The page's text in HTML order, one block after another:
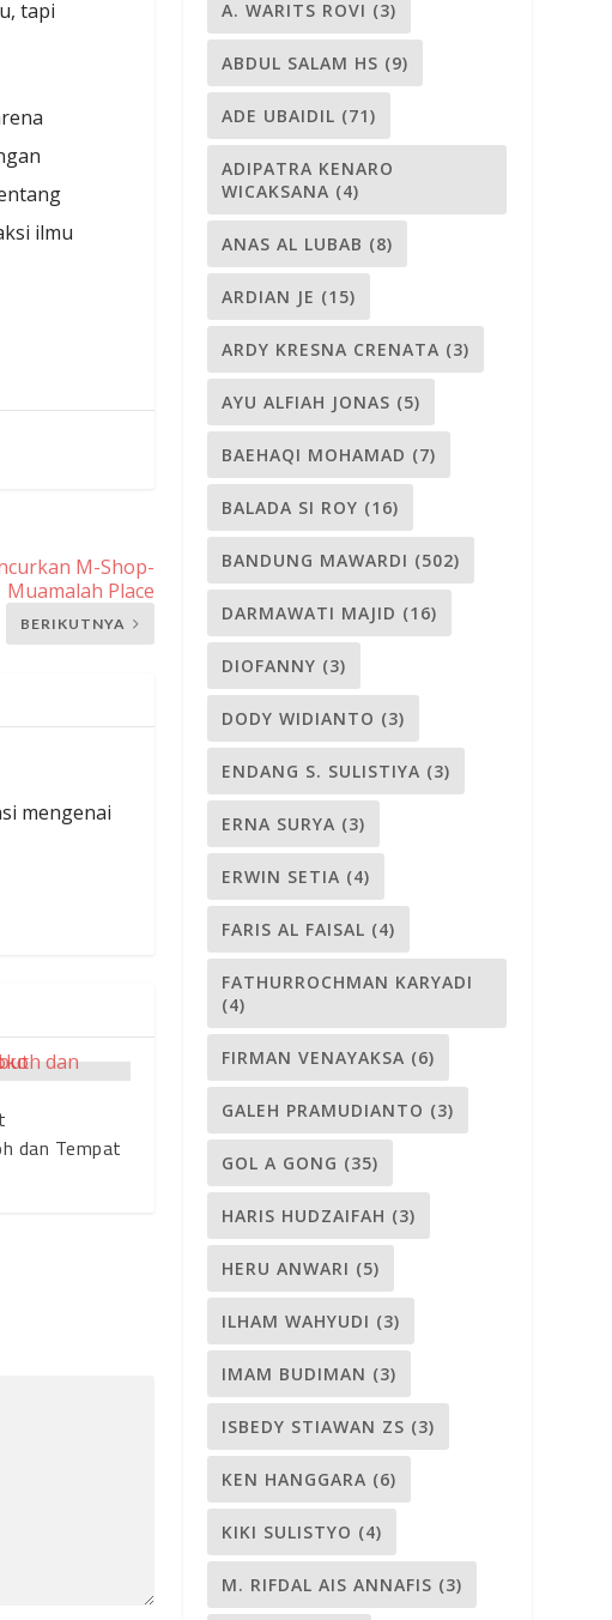
tapi
ilmu
M-Shop-
Muamalah Place
BERIKUTNYA
mengenai
dan Tempat
A. WARITS ROVI (3)
ABDUL SALAM HS (9)
ADE UBAIDIL (71)
ADIPATRA KENARO
WICAKSANA (4)
ANAS AL LUBAB (8)
ARDIAN JE (15)
ARDY KRESNA CRENATA (3)
AYU ALFIAH JONAS (5)
BAEHAQI MOHAMAD (7)
BALADA SI ROY (16)
BANDUNG MAWARDI (502)
DARMAWATI MAJID (16)
DIOFANNY (3)
DODY WIDIANTO (3)
ENDANG S. SULISTIYA (3)
ERNA SURYA (3)
ERWIN SETIA (4)
FARIS AL FAISAL (4)
FATHURROCHMAN KARYADI
(4)
FIRMAN VENAYAKSA (6)
GALEH PRAMUDIANTO (3)
GOL A GONG (35)
HARIS HUDZAIFAH (3)
HERU ANWARI (5)
ILHAM WAHYUDI (3)
IMAM BUDIMAN (3)
ISBEDY STIAWAN ZS (3)
KEN HANGGARA (6)
KIKI SULISTYO (4)
M. RIFDAL AIS ANNAFIS (3)